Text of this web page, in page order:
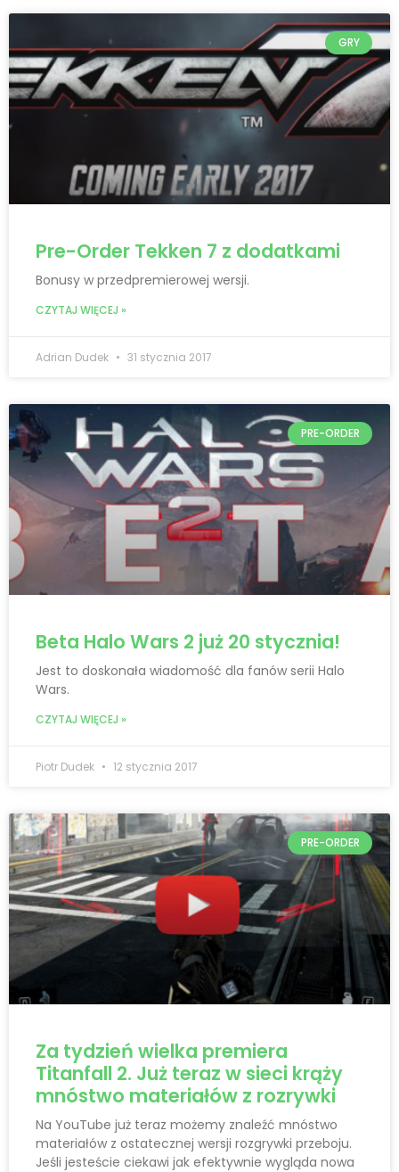
GRY
Pre-Order Tekken 7 z dodatkami
Bonusy w przedpremierowej wersji.
CZYTAJ WIĘCEJ »
Adrian Dudek 31 stycznia 2017
PRE-ORDER
Beta Halo Wars 2 już 20 stycznia!
Jest to doskonała wiadomość dla fanów serii Halo
Wars.
CZYTAJ WIĘCEJ »
Piotr Dudek 12 stycznia 2017
PRE-ORDER
Za tydzień wielka premiera
Titanfall 2. Już teraz w sieci krąży
mnóstwo materiałów z rozrywki
Na YouTube już teraz możemy znaleźć mnóstwo
materiałów z ostatecznej wersji rozgrywki przeboju.
Jeśli jesteście ciekawi jak efektywnie wygląda nowa